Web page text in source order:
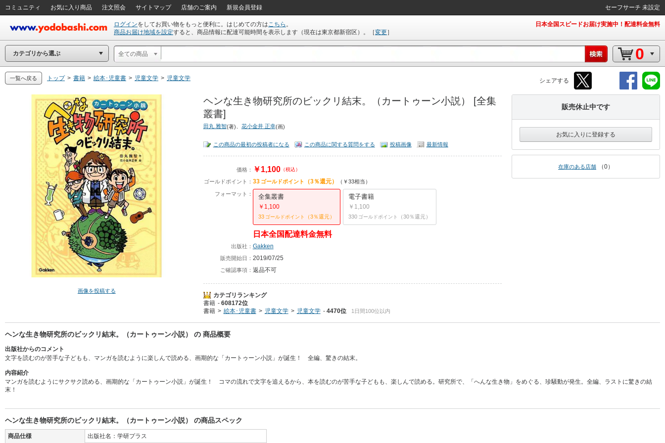
コミュニティ お気に入り商品 注文照会 サイトマップ 店舗のご案内 新規会員登録 セーフサーチ 未設定
ログインをしてお買い物をもっと便利に。はじめての方はこちら 。
商品お届け地域を設定すると、商品情報に配達可能時間を表示します（現在は東京都新宿区 ）。 ［変更］
日本全国スピードお届け実施中！配達料金無料
カテゴリから選ぶ 全ての商品 0
シェアする
一覧へ戻る トップ > 書籍 > 絵本･児童書 > 児童文学 > 児童文学
画像を投稿する
ヘンな生き物研究所のビックリ結末。（カートゥーン小説） [全集
叢書]
田丸 雅智(著) 花小金井 正幸(画)
この商品の最初の投稿者になる この商品に関する質問をする 投稿画像 最新情報
価格： ￥1,100（税込）
ゴールドポイント： 33 ゴールドポイント （3％還元） （￥33相当）
フォーマット： 全集叢書
￥1,100
33 ゴールドポイント （3％還元）
電子書籍
￥1,100
330 ゴールドポイント （30％還元）
日本全国配達料金無料
出版社： Gakken
販売開始日： 2019/07/25
ご確認事項： 返品不可
カテゴリランキング
書籍
608172位
書籍
絵本･児童書 児童文学 児童文学 4470位 1日間100位以内
販売休止中です
お気に入りに登録する
在庫のある店舗 0
ヘンな生き物研究所のビックリ結末。（カートゥーン小説） の 商品概要
出版社からのコメント
文字を読むのが苦手な子どもも、マンガを読むように楽しんで読める、画期的な「カートゥーン小説」が誕生！ 全編、驚きの結末。
内容紹介
マンガを読むようにサクサク読める、画期的な「カートゥーン小説」が誕生！ コマの流れで文字を追えるから、本を読むのが苦手な子どもも、楽しんで読める。研究所で、「へんな生き物」をめぐる、珍騒動が発生。全編、ラストに驚きの結
末！
ヘンな生き物研究所のビックリ結末。（カートゥーン小説） の商品スペック
商品仕様
出版社名：学研プラス